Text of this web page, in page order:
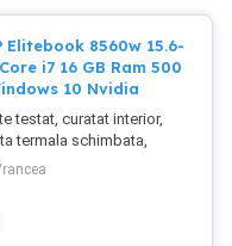
Elitebook 8560w 15.6-
i7 16 GB Ram 500
10 Nvidia
testat, curatat interior,
termala schimbata,
reinstalat. In
de functionare. Are
Sistem Operare
64-bit CPU Intel Core